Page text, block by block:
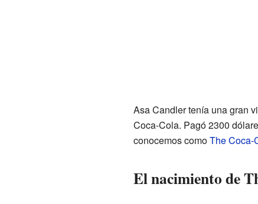
Asa Candler tenía una gran
Coca-Cola. Pagó 2300
conocemos comoThe Coca-
El nacimiento de